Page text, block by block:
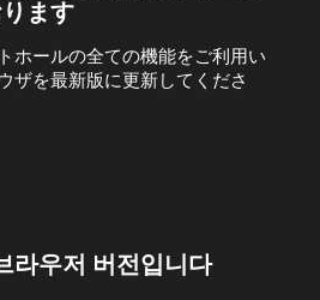
ます
ホールの全ての機能をご利用い
ザを最新版に更新してくださ
라우저 버전입니다